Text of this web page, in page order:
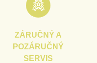
ZÁRUČNÝ A
POZÁRUČNÝ
SERVIS